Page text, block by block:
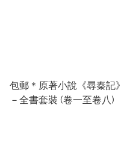
包郵＊原著小說《尋秦記》
－全書套裝 (卷一至卷八)